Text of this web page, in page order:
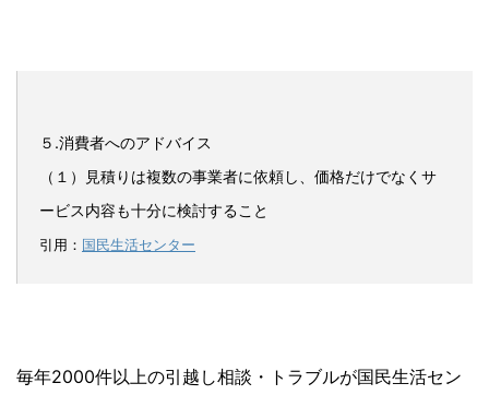
５.消費者へのアドバイス
（１）見積りは複数の事業者に依頼し、価格だけでなくサ
ービス内容も十分に検討すること
引用： 国民生活センター
毎年2000件以上の引越し相談・トラブルが国民生活セン